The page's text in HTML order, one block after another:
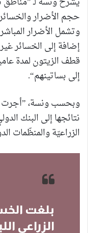
حجم الأضرار
وتشمل الأضرار
إضافة إلى الخسائر
قطف الزيتون لمدة
إلى بساتينهم“.
وبحسب ونسة، ”أجرت
نتائجها إلى البنك
الزراعيّة والمنظّمات
بلغت